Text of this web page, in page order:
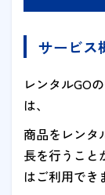
サービス
レンタルGO
は、
商品をレンタ
長を行うこ
はご利用でき